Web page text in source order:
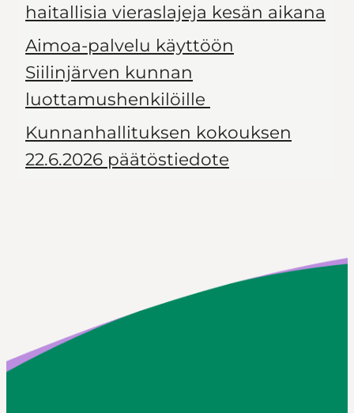
haitallisia vieraslajeja kesän aikana
Aimoa-palvelu käyttöön
Siilinjärven kunnan
luottamushenkilöille
Kunnanhallituksen kokouksen
22.6.2026 päätöstiedote